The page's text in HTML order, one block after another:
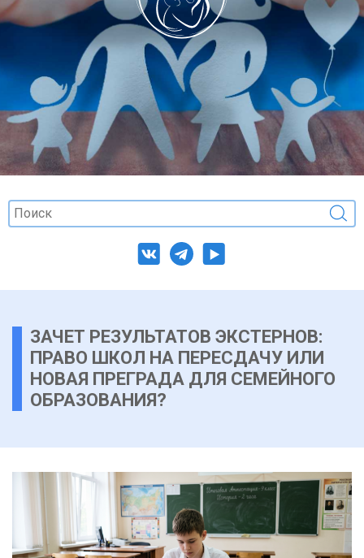
ЗАЧЕТ РЕЗУЛЬТАТОВ ЭКСТЕРНОВ:
ПРАВО ШКОЛ НА ПЕРЕСДАЧУ ИЛИ
НОВАЯ ПРЕГРАДА ДЛЯ СЕМЕЙНОГО
ОБРАЗОВАНИЯ?